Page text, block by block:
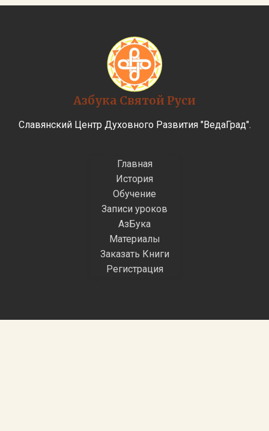
Азбука Святой Руси
Славянский Центр Духовного Развития "ВедаГрад".
Главная
История
Обучение
Записи уроков
АзБука
Материалы
Заказать Книги
Регистрация